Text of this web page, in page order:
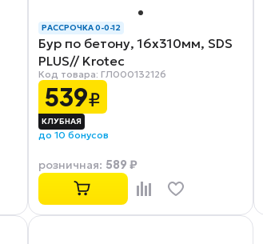
РАССРОЧКА 0-0-12
Бур по бетону, 16x310мм, SDS
PLUS// Krotec
Код товара: ГЛ000132126
539₽
до 10 бонусов
розничная: 589 ₽